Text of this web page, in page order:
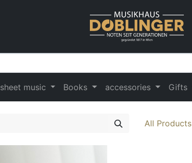
sheet music Books accessories Gifts
All Products